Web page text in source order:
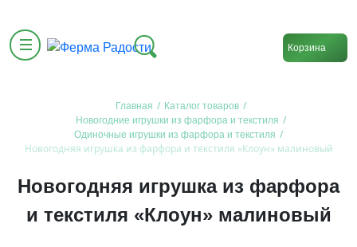
Корзина
Главная / Каталог товаров /
Новогодние игрушки из фарфора и текстиля /
Одиночные игрушки из фарфора и текстиля /
Новогодняя игрушка из фарфора и текстиля «Клоун» малиновый
Новогодняя игрушка из фарфора
и текстиля «Клоун» малиновый